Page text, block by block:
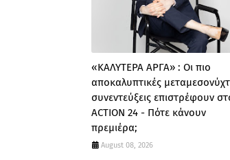
«ΚΑΛΥΤΕΡΑ ΑΡΓΑ» : Oι πιο
αποκαλυπτικές
συνεντεύξεις επιστρέφουν
ACTION 24 - Πότε κάνουν
πρεμιέρα;
August 08, 2026